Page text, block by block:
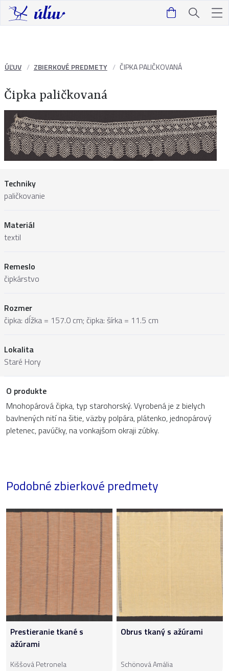
ÚĽUV ZBIERKOVÉ PREDMETY ČIPKA PALIČKOVANÁ
Čipka paličkovaná
Techniky
paličkovanie
Materiál
textil
Remeslo
čipkárstvo
Rozmer
čipka: dĺžka = 157.0 cm; čipka: šírka = 11.5 cm
Lokalita
Staré Hory
O produkte
Mnohopárová čipka, typ starohorský. Vyrobená je z bielych
bavlnených nití na šitie, väzby polpára, plátenko, jednopárový
pletenec, pavúčky, na vonkajšom okraji zúbky.
Podobné zbierkové predmety
Prestieranie tkané s
ažúrami
Kiššová Petronela
Obrus tkaný s ažúrami
Schönová Amália